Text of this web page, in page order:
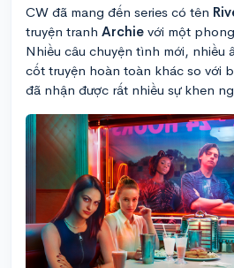
CW đã mang đến series có tên
truyện tranh Archie với một
Nhiều câu chuyện tình mới, nhiều
cốt truyện hoàn toàn khác so với
đã nhận được rất nhiều sự khen